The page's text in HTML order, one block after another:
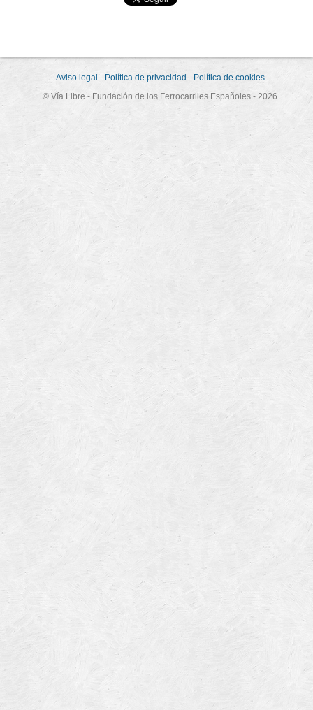
Aviso legal - Política de privacidad - Política de cookies
© Vía Libre - Fundación de los Ferrocarriles Españoles - 2026